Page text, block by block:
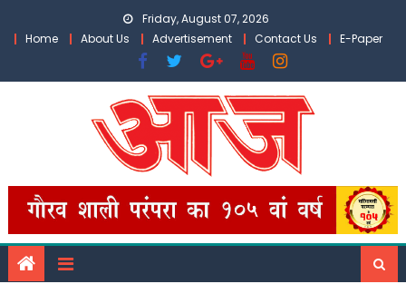
Friday, August 07, 2026
Home
About Us Advertisement Contact Us E-Paper